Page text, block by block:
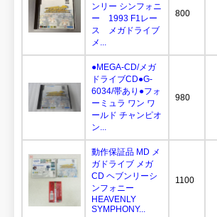
ンリー シンフォニ
ー 1993 F1レー
ス メガドライブ
メ...
800
●MEGA-CD/メガ
ドライブCD●G-
6034/帯あり●フォ
ーミュラ ワン ワ
ールド チャンピオ
ン...
980
動作保証品 MD メ
ガドライブ メガ
CD ヘブンリーシ
ンフォニー
HEAVENLY
SYMPHONY...
1100